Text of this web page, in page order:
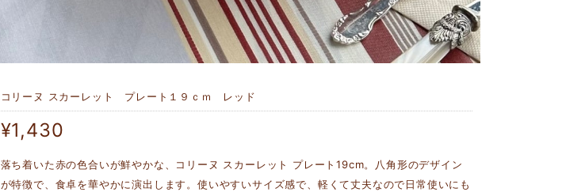
コリーヌ スカーレット プレート１９ｃｍ レッド
¥1,430
落ち着いた赤の色合いが鮮やかな、コリーヌ スカーレット プレート19cm。八角形のデザイン
が特徴で、食卓を華やかに演出します。使いやすいサイズ感で、軽くて丈夫なので日常使いにも